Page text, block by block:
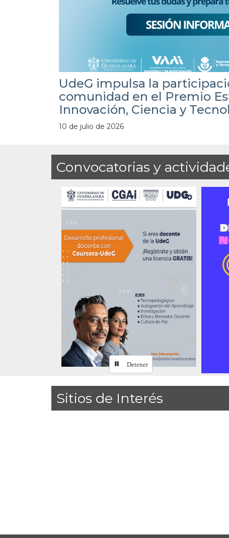
UdeG impulsa la
comunidad en el Premio
Innovación, Ciencia y
10 de julio de 2026
Convocatorias y
Detener
Sitios de Interés